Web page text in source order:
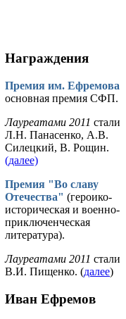
Награждения
Премия им. Ефремова
основная премия СФП.
Лауреатами 2011 стали
Л.Н. Панасенко, А.В.
Силецкий, В. Рощин.
(далее)
Премия "Во славу
Отечества" (героико-
историческая и военно-
приключенческая
литература).
Лауреатами 2011 стали
В.И. Пищенко. (далее)
Иван Ефремов